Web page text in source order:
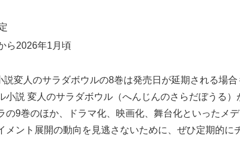
ら2026年1月頃
変人のサラダボウルの8巻は発売日が延期される場
説 変人のサラダボウル（へんじんのさらだぼうる
9巻のほか、ドラマ化、映画化、舞台化といったメ
ント展開の動向を見逃さないために、ぜひ定期的に